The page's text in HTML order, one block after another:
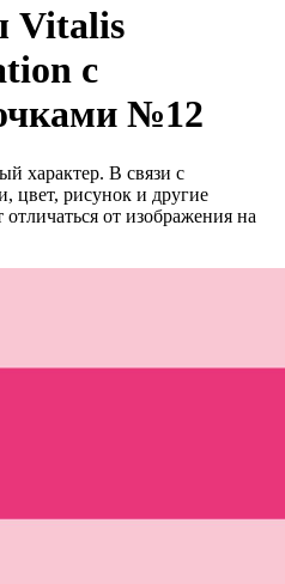
Vitalis
с
№12
характер. В связи с
цвет, рисунок и другие
от изображения на